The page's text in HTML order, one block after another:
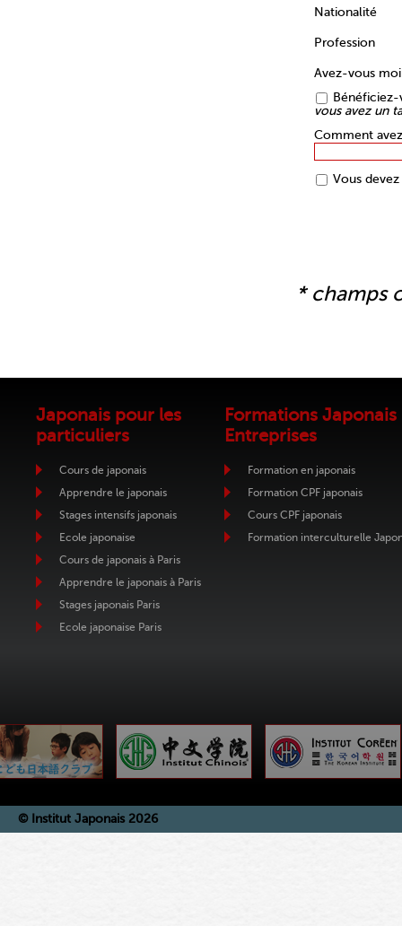
Nationalité
Profession
Avez-vous
vous avez un
Comment
Vous
* champs
Japonais pour les
particuliers
Cours de japonais
Apprendre le japonais
Stages intensifs japonais
Ecole japonaise
Cours de japonais à Paris
Apprendre le japonais à Paris
Stages japonais Paris
Ecole japonaise Paris
Formations Japonais
Entreprises
Formation en japonais
Formation CPF japonais
Cours CPF japonais
Formation interculturelle
© Institut Japonais 2026